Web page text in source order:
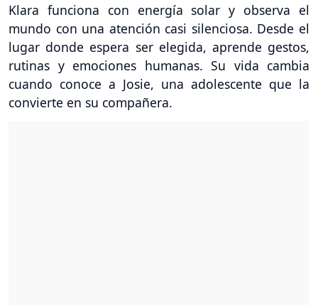
Klara funciona con energía solar y observa el
mundo con una atención casi silenciosa. Desde el
lugar donde espera ser elegida, aprende gestos,
rutinas y emociones humanas. Su vida cambia
cuando conoce a Josie, una adolescente que la
convierte en su compañera.